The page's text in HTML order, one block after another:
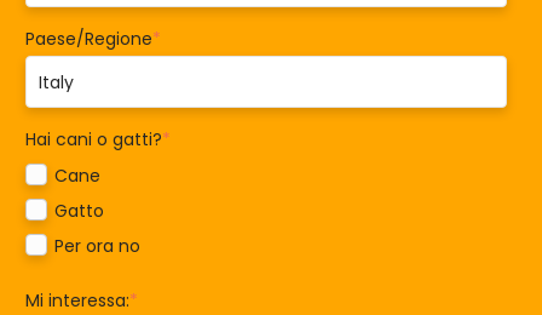
Paese/Regione*
Hai cani o gatti?*
Cane
Gatto
Per ora no
Mi interessa:*